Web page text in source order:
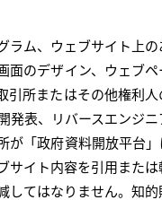
ラム、ウェブサイト上
面のデザイン、ウェブ
引所またはその他権利
発表、リバースエンジ
が「政府資料開放平台
サイト内容を引用また
てはなりません。知的